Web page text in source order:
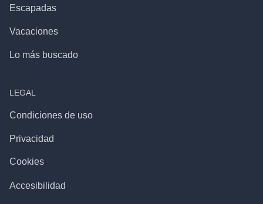
Escapadas
Vacaciones
Lo más buscado
LEGAL
Condiciones de uso
Privacidad
Cookies
Accesibilidad